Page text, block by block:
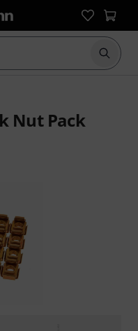
Nut Pack
590 évaluations clients